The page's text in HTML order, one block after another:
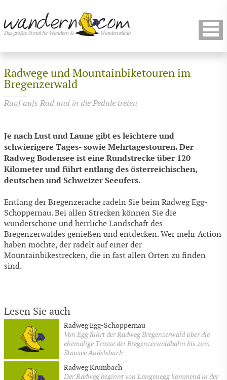
Radwege und Mountainbiketouren im
Bregenzerwald
Rauf aufs Rad und in die Pedale treten
Je nach Lust und Laune gibt es leichtere und
schwierigere Tages- sowie Mehrtagestouren. Der
Radweg Bodensee ist eine Rundstrecke über 120
Kilometer und führt entlang des österreichischen,
deutschen und Schweizer Seeufers.
Entlang der Bregenzerache radeln Sie beim Radweg Egg-
Schoppernau. Bei allen Strecken können Sie die
wunderschöne und herrliche Landschaft des
Bregenzerwaldes genießen und entdecken. Wer mehr Action
haben möchte, der radelt auf einer der
Mountainbikestrecken, die in fast allen Orten zu finden
sind.
Lesen Sie auch
Radweg Egg-Schoppernau
Von Egg führt der Radweg Bregenzerwald über die
ehemalige Trasse der Bregenzerwaldbahn bis zum
Stausee Andelsbuch.
Radweg Krumbach
Der Radweg beginnt von Langenegg kommend in der